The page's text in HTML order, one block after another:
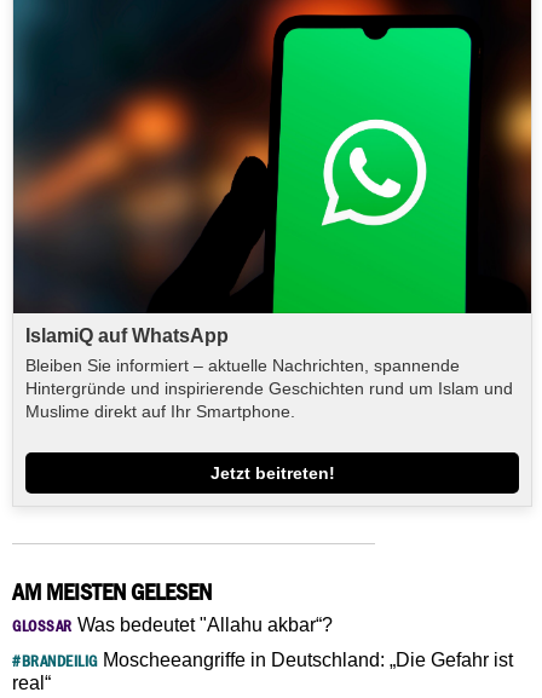
IslamiQ auf WhatsApp
Bleiben Sie informiert – aktuelle Nachrichten, spannende
Hintergründe und inspirierende Geschichten rund um Islam und
Muslime direkt auf Ihr Smartphone.
Jetzt beitreten!
AM MEISTEN GELESEN
GLOSSAR Was bedeutet "Allahu akbar“?
#BRANDEILIGMoscheeangriffe in Deutschland: „Die Gefahr ist
real“